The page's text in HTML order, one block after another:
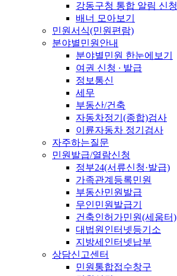
강동구청 통합 알림 신청
배너 모아보기
민원서식(민원편람)
분야별민원안내
분야별민원 한눈에보기
여권 신청 ∙ 발급
정보통신
세무
부동산/건축
자동차정기(종합)검사
이륜자동차 정기검사
자주하는질문
민원발급/열람신청
정부24(서류신청·발급)
가족관계등록민원
부동산민원발급
무인민원발급기
건축인허가민원(세움터)
대법원인터넷등기소
지방세인터넷납부
상담신고센터
민원통합접수창구